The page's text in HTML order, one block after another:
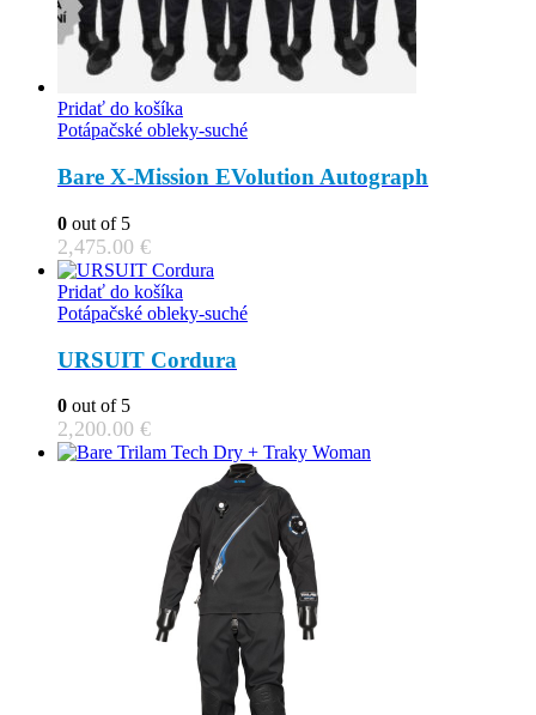
Pridať do košíka
Potápačské obleky-suché
Bare X-Mission EVolution Autograph
0 out of 5
2,475.00 €
Pridať do košíka
Potápačské obleky-suché
URSUIT Cordura
0 out of 5
2,200.00 €